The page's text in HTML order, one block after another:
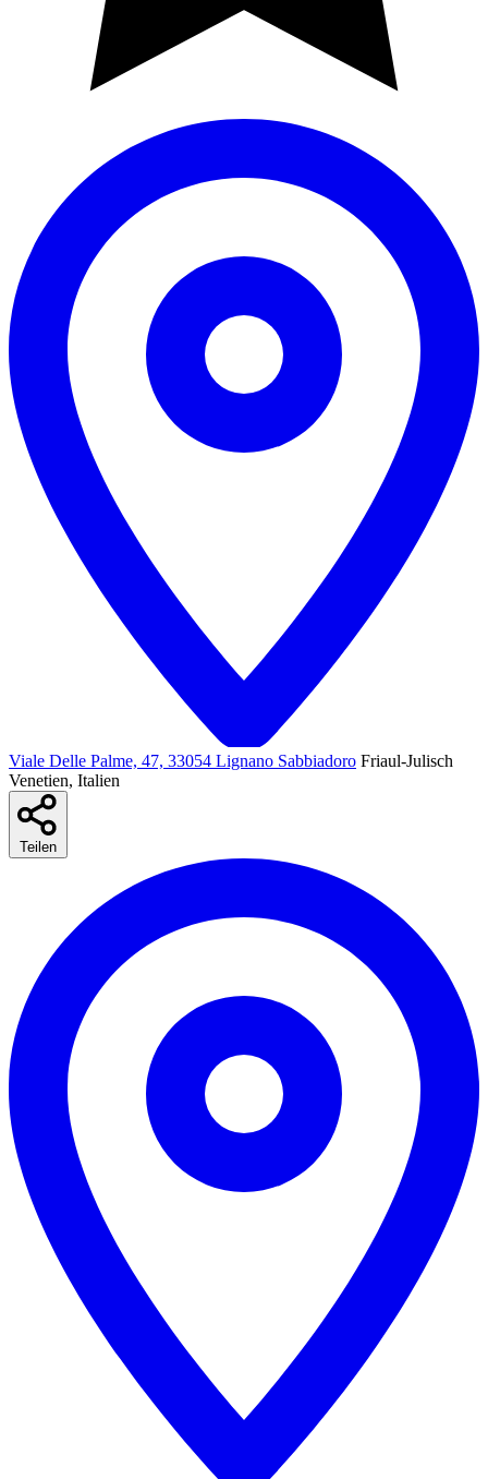
Viale Delle Palme, 47, 33054 Lignano Sabbiadoro Friaul-Julisch
Venetien, Italien
Teilen